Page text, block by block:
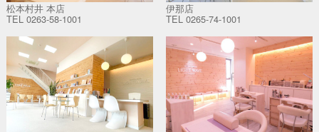
松本村井 本店
TEL 0263-58-1001
伊那店
TEL 0265-74-1001